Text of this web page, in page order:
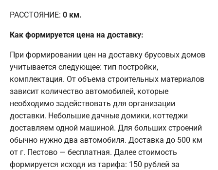
РАССТОЯНИЕ: 0 км.
Как формируется цена на доставку:
При формировании цен на доставку брусовых домов
учитывается следующее: тип постройки,
комплектация. От объема строительных материалов
зависит количество автомобилей, которые
необходимо задействовать для организации
доставки. Небольшие дачные домики, коттеджи
доставляем одной машиной. Для больших строений
обычно нужно два автомобиля. Доставка до 500 км
от г. Пестово — бесплатная. Далее стоимость
формируется исходя из тарифа: 150 рублей за